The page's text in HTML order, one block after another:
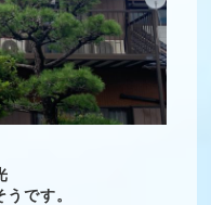
です。